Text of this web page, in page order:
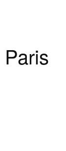
Paris